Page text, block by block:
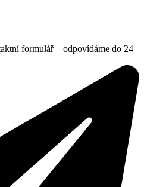
formulář – odpovídáme do 24